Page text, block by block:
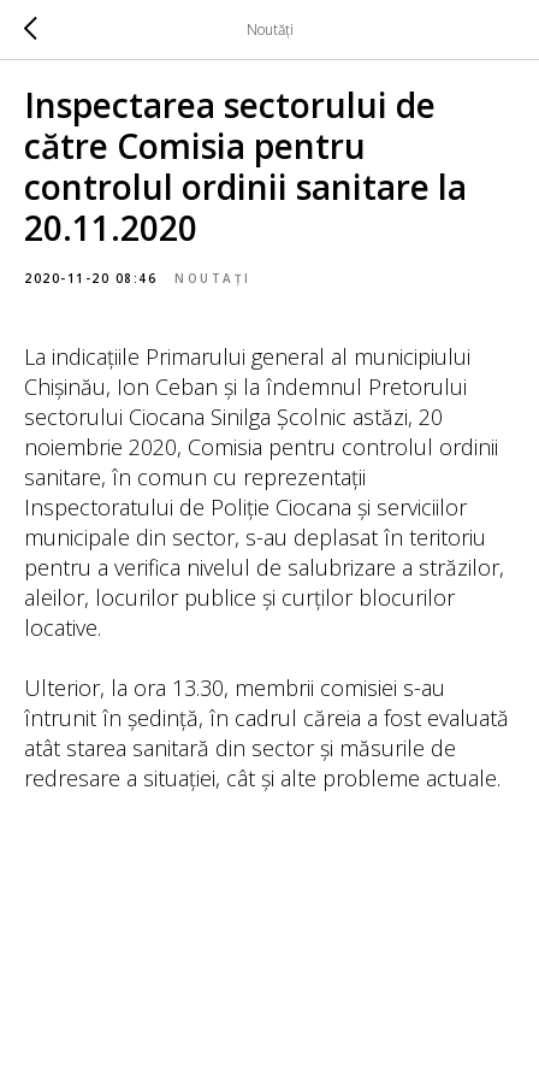
Noutăți
Inspectarea sectorului de
către Comisia pentru
controlul ordinii sanitare la
20.11.2020
2020-11-20 08:46 NOUTAȚI
La indicațiile Primarului general al municipiului
Chișinău, Ion Ceban și la îndemnul Pretorului
sectorului Ciocana Sinilga Școlnic astăzi, 20
noiembrie 2020, Comisia pentru controlul ordinii
sanitare, în comun cu reprezentații
Inspectoratului de Poliție Ciocana și serviciilor
municipale din sector, s-au deplasat în teritoriu
pentru a verifica nivelul de salubrizare a străzilor,
aleilor, locurilor publice și curților blocurilor
locative.
Ulterior, la ora 13.30, membrii comisiei s-au
întrunit în ședință, în cadrul căreia a fost evaluată
atât starea sanitară din sector și măsurile de
redresare a situației, cât și alte probleme actuale.